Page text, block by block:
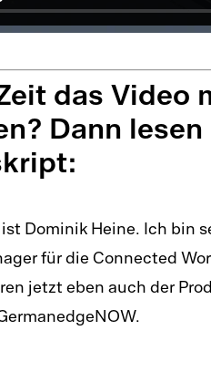
das Video
Dann
Dominik Heine. Ich bin
für die Connected
jetzt eben auch der